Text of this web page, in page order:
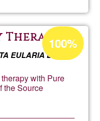
Therapy
EULARIA DES
with Pure
the Source
Acceptance
percentage
of
Ğ1
100%